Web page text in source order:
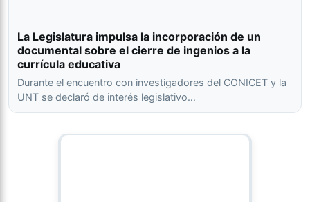
La Legislatura impulsa la incorporación de un
documental sobre el cierre de ingenios a la
currícula educativa
Durante el encuentro con investigadores del CONICET y la
UNT se declaró de interés legislativo…